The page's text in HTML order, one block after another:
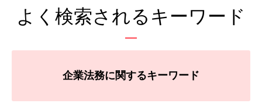
よく検索されるキーワード
企業法務に関するキーワード